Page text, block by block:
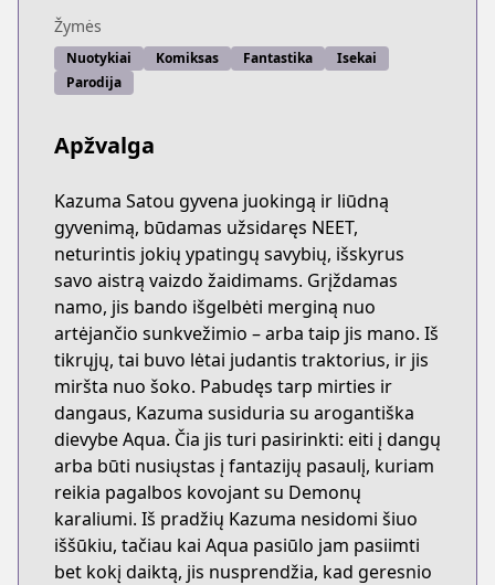
Žymės
Nuotykiai Komiksas Fantastika
Isekai
Parodija
Apžvalga
Kazuma Satou gyvena juokingą ir liūdną
gyvenimą, būdamas užsidaręs NEET,
neturintis jokių ypatingų savybių, išskyrus
savo aistrą vaizdo žaidimams. Grįždamas
namo, jis bando išgelbėti merginą nuo
artėjančio sunkvežimio – arba taip jis mano. Iš
tikrųjų, tai buvo lėtai judantis traktorius, ir jis
miršta nuo šoko. Pabudęs tarp mirties ir
dangaus, Kazuma susiduria su arogantiška
dievybe Aqua. Čia jis turi pasirinkti: eiti į dangų
arba būti nusiųstas į fantazijų pasaulį, kuriam
reikia pagalbos kovojant su Demonų
karaliumi. Iš pradžių Kazuma nesidomi šiuo
iššūkiu, tačiau kai Aqua pasiūlo jam pasiimti
bet kokį daiktą, jis nusprendžia, kad geresnio